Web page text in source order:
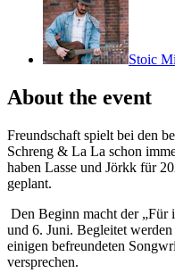
Stoic
About the event
Freundschaft spielt bei den
Schreng & La La schon
haben Lasse und Jörkk für
geplant.
Den Beginn macht der „Für
und 6. Juni. Begleitet
einigen befreundeten
versprechen.